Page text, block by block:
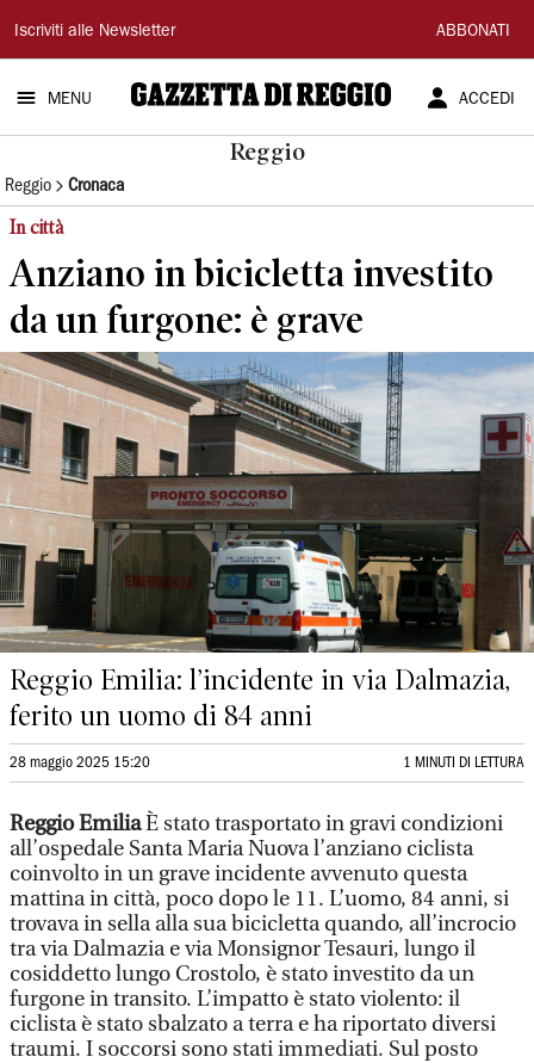
Gazzetta
di
Reggio
Iscriviti alle Newsletter ABBONATI
MENU ACCEDI
Reggio
Reggio Cronaca
In città
Anziano in bicicletta investito
da un furgone: è grave
Reggio Emilia: l’incidente in via Dalmazia,
ferito un uomo di 84 anni
28 maggio 2025 15:20 1 MINUTI DI LETTURA
Reggio EmiliaÈ stato trasportato in gravi condizioni
all’ospedale Santa Maria Nuova l’anziano ciclista
coinvolto in un grave incidente avvenuto questa
mattina in città, poco dopo le 11. L’uomo, 84 anni, si
trovava in sella alla sua bicicletta quando, all’incrocio
tra via Dalmazia e via Monsignor Tesauri, lungo il
cosiddetto lungo Crostolo, è stato investito da un
furgone in transito. L’impatto è stato violento: il
ciclista è stato sbalzato a terra e ha riportato diversi
traumi. I soccorsi sono stati immediati. Sul posto